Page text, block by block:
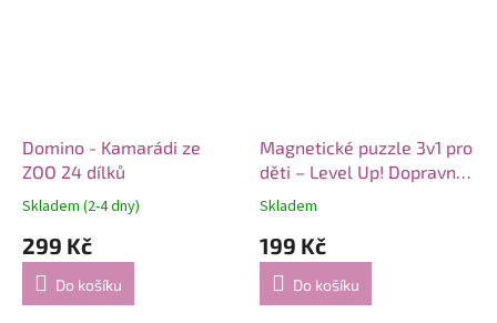
Domino - Kamarádi ze
ZOO 24 dílků
Skladem (2-4 dny)
299 Kč
Do košíku
Magnetické puzzle 3v1 pro
děti – Level Up! Dopravní
prostředky 50 dílků
Skladem
199 Kč
Do košíku